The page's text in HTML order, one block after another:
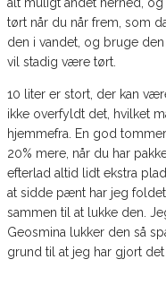
tørt når du når frem, som
den i vandet, og bruge
vil stadig være tørt.
10 liter er stort, der kan
ikke overfyldt det, hvilket
hjemmefra. En god
20% mere, når du har
efterlad altid lidt ekstra
at sidde pænt har jeg
sammen til at lukke den.
Geosmina lukker den så
grund til at jeg har gjort det